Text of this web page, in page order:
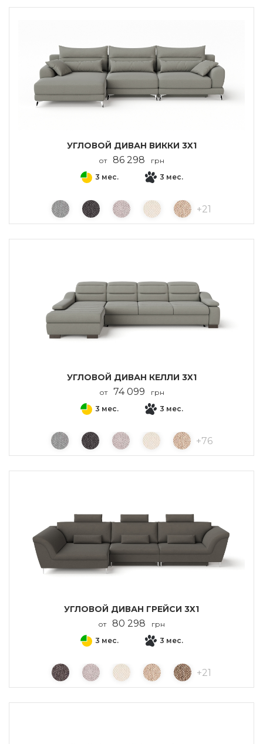
УГЛОВОЙ ДИВАН ВИККИ 3X1
от 86 298 грн
+21
3 мес. 3 мес.
УГЛОВОЙ ДИВАН КЕЛЛИ 3X1
от 74 099 грн
+76
3 мес. 3 мес.
УГЛОВОЙ ДИВАН ГРЕЙСИ 3X1
от 80 298 грн
+21
3 мес. 3 мес.